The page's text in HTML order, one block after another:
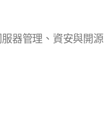
器管理、資安與開源